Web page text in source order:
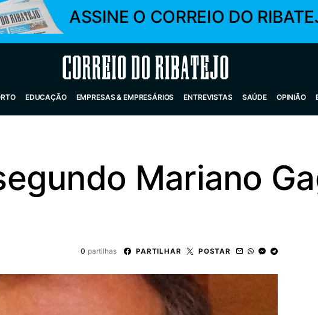
ASSINE O CORREIO DO
Correio do Ribatejo
EDUCAÇÃO EMPRESAS & EMPRESÁRIOS ENTREVISTAS SAÚDE OPINIÃO
Mariano
0 partilhas PARTILHAR POSTAR